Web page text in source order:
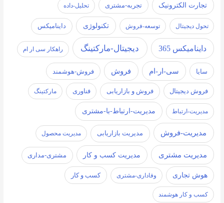
تجارت الکترونیک تجربه-مشتری تحلیل-داده
تحول دیجیتال توسعه-فروش تکنولوژی داینامیکس
داینامیکس 365 دیجیتال-مارکتینگ راهکار سی ار ام
سایا سی-ار-ام فروش فروش-هوشمند
فروش دیجیتال فروش و بازاریابی فناوری مارکتینگ
مدیریت-ارتباط مدیریت-ارتباط-با-مشتری
مدیریت-فروش مدیریت بازاریابی مدیریت محصول
مدیریت مشتری مدیریت کسب و کار مشتری-مداری
هوش تجاری وفاداری-مشتری کسب و کار
کسب و کار هوشمند